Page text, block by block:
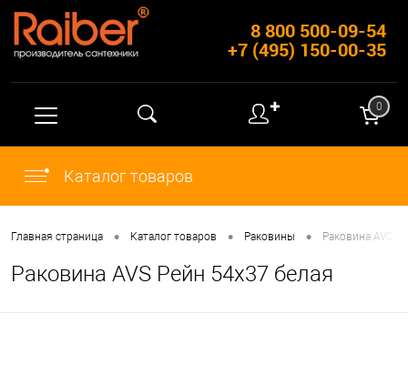
8 800 500-09-54
+7 (495) 150-00-35
✚ 0
Каталог товаров
Главная страница • Каталог товаров • Раковины • Раковина AVS
Раковина AVS Рейн 54x37 белая